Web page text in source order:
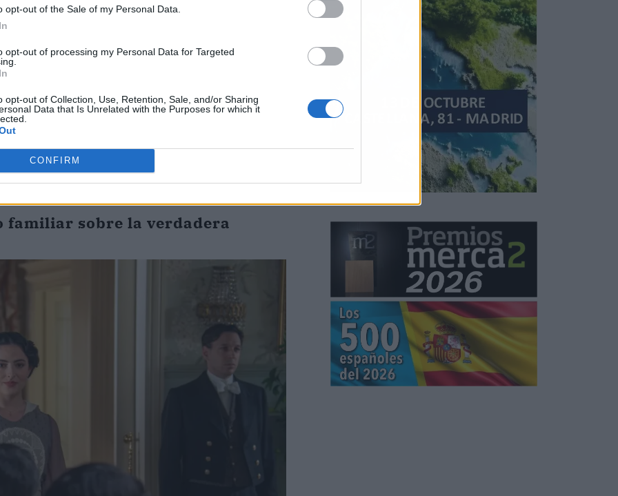
opt-out of the Sale of my Personal Data.
opt-out of processing my Personal Data for Targeted
opt-out of Collection, Use, Retention, Sale, and/or Sharing
Data that Is Unrelated with the Purposes for which it
CONFIRM
familiar sobre la verdadera